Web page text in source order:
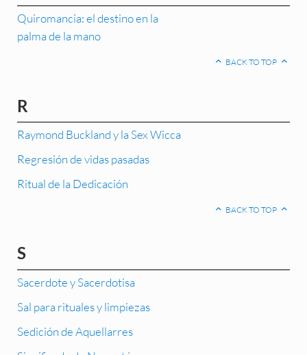
Quiromancia: el destino en la
palma de la mano
BACK TO TOP
R
Raymond Buckland y la Sex Wicca
Regresión de vidas pasadas
Ritual de la Dedicación
BACK TO TOP
S
Sacerdote y Sacerdotisa
Sal para rituales y limpiezas
Sedición de Aquellarres